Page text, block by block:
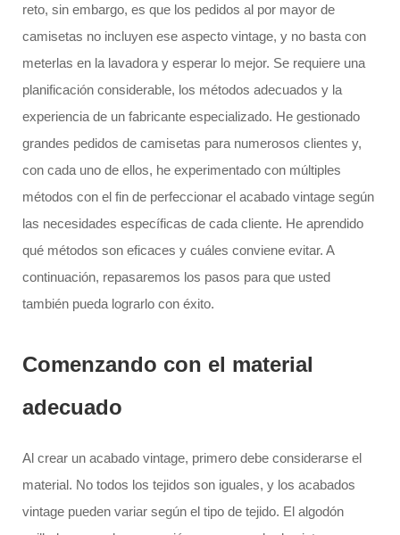
reto, sin embargo, es que los pedidos al por mayor de
camisetas no incluyen ese aspecto vintage, y no basta con
meterlas en la lavadora y esperar lo mejor. Se requiere una
planificación considerable, los métodos adecuados y la
experiencia de un fabricante especializado. He gestionado
grandes pedidos de camisetas para numerosos clientes y,
con cada uno de ellos, he experimentado con múltiples
métodos con el fin de perfeccionar el acabado vintage según
las necesidades específicas de cada cliente. He aprendido
qué métodos son eficaces y cuáles conviene evitar. A
continuación, repasaremos los pasos para que usted
también pueda lograrlo con éxito.
Comenzando con el material
adecuado
Al crear un acabado vintage, primero debe considerarse el
material. No todos los tejidos son iguales, y los acabados
vintage pueden variar según el tipo de tejido. El algodón